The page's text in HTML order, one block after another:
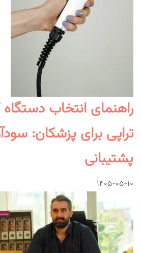
راهنمای انتخاب
تراپی برای پزشکان:
پشتیبانی
۱۴۰۵-۰۵-۱۰